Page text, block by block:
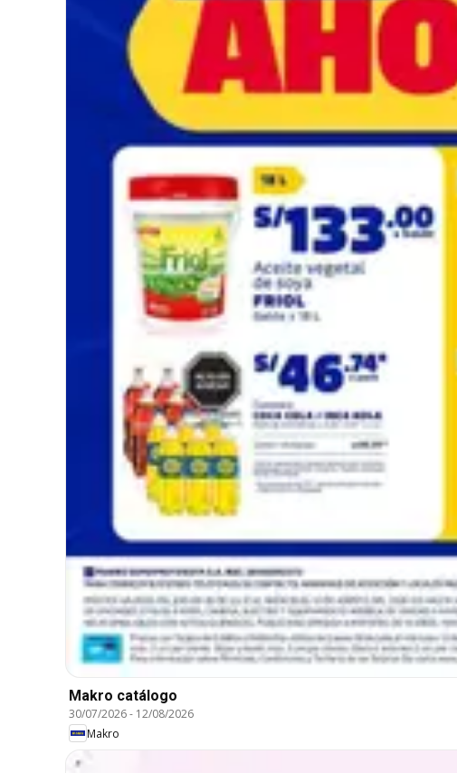
Makro catálogo
30/07/2026- 12/08/2026
Makro